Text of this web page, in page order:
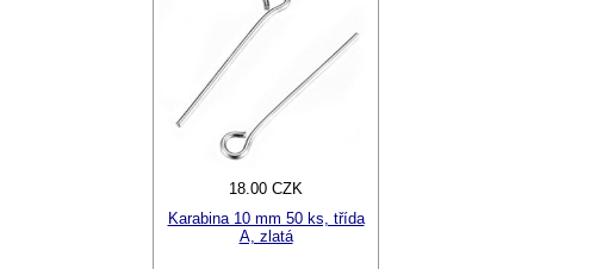
18.00 CZK
Karabina 10 mm 50 ks, třída
A, zlatá